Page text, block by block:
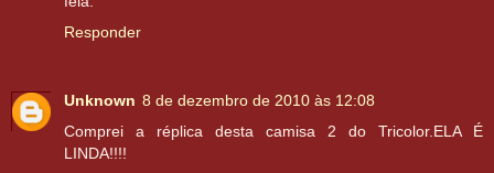
Responder
Unknown 8 de dezembro de 2010 às 12:08
Comprei a réplica desta camisa 2 do Tricolor.ELA É
LINDA!!!!